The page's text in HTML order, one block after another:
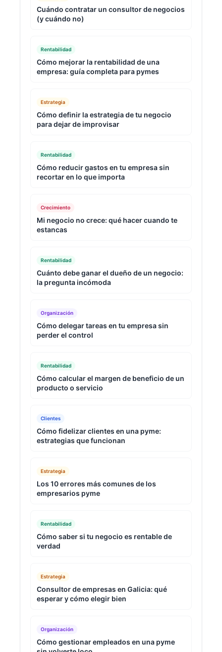
Cuándo contratar un consultor de negocios
(y cuándo no)
Rentabilidad
Cómo mejorar la rentabilidad de una
empresa: guía completa para pymes
Estrategia
Cómo definir la estrategia de tu negocio
para dejar de improvisar
Rentabilidad
Cómo reducir gastos en tu empresa sin
recortar en lo que importa
Crecimiento
Mi negocio no crece: qué hacer cuando te
estancas
Rentabilidad
Cuánto debe ganar el dueño de un negocio:
la pregunta incómoda
Organización
Cómo delegar tareas en tu empresa sin
perder el control
Rentabilidad
Cómo calcular el margen de beneficio de un
producto o servicio
Clientes
Cómo fidelizar clientes en una pyme:
estrategias que funcionan
Estrategia
Los 10 errores más comunes de los
empresarios pyme
Rentabilidad
Cómo saber si tu negocio es rentable de
verdad
Estrategia
Consultor de empresas en Galicia: qué
esperar y cómo elegir bien
Organización
Cómo gestionar empleados en una pyme